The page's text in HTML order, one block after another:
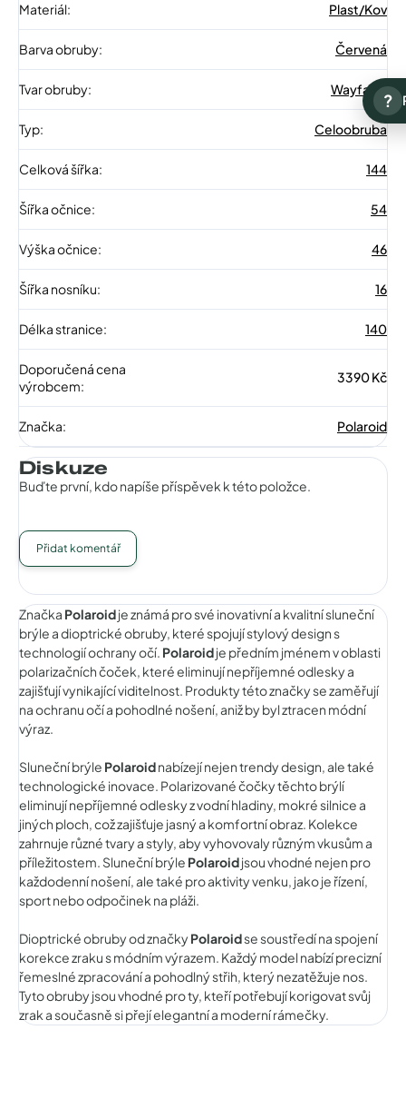
Materiál: Plast/Kov
Barva obruby: Červená
Tvar obruby: Wayfarer
Typ: Celoobruba
Celková šířka: 144
Šířka očnice: 54
Výška očnice: 46
Šířka nosníku: 16
Délka stranice: 140
Doporučená cena
výrobcem:
3390 Kč
Značka: Polaroid
Diskuze
Buďte první, kdo napíše příspěvek k této položce.
Přidat komentář
Značka Polaroidje známá pro své inovativní a kvalitní sluneční
brýle a dioptrické obruby, které spojují stylový design s
technologií ochrany očí. Polaroidje předním jménem v oblasti
polarizačních čoček, které eliminují nepříjemné odlesky a
zajišťují vynikající viditelnost. Produkty této značky se zaměřují
na ochranu očí a pohodlné nošení, aniž by byl ztracen módní
výraz.
Sluneční brýle Polaroidnabízejí nejen trendy design, ale také
technologické inovace. Polarizované čočky těchto brýlí
eliminují nepříjemné odlesky z vodní hladiny, mokré silnice a
jiných ploch, což zajišťuje jasný a komfortní obraz. Kolekce
zahrnuje různé tvary a styly, aby vyhovovaly různým vkusům a
příležitostem. Sluneční brýle Polaroidjsou vhodné nejen pro
každodenní nošení, ale také pro aktivity venku, jako je řízení,
sport nebo odpočinek na pláži.
Dioptrické obruby od značkyPolaroidse soustředí na spojení
korekce zraku s módním výrazem. Každý model nabízí precizní
řemeslné zpracování a pohodlný střih, který nezatěžuje nos.
Tyto obruby jsou vhodné pro ty, kteří potřebují korigovat svůj
zrak a současně si přejí elegantní a moderní rámečky.
?